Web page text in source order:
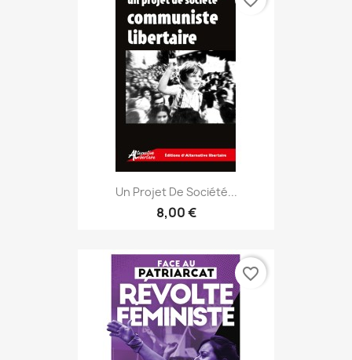
Un Projet De Société...
8,00 €
favorite_border